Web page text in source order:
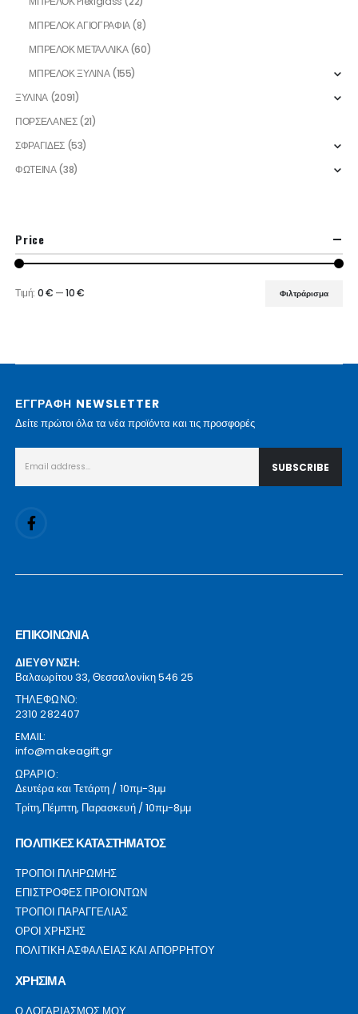
ΜΠΡΕΛΟΚ ΑΓΙΟΓΡΑΦΙΑ(8)
ΜΠΡΕΛΟΚ ΜΕΤΑΛΛΙΚΑ (60)
ΜΠΡΕΛΟΚ ΞΥΛΙΝΑ (155)
ΞΥΛΙΝΑ (2091)
ΠΟΡΣΕΛΑΝΕΣ (21)
ΣΦΡΑΓΙΔΕΣ (53)
ΦΩΤΕΙΝΑ(38)
Price
Ελάχιστη
Μέγιστη
Φιλτράρισμα
Τιμή: 0 € —10 €
ΕΓΓΡΑΦΗ NEWSLETTER
Δείτε πρώτοι όλα τα νέα προϊόντα και τις προσφορές
ΕΠΙΚΟΙΝΩΝΙΑ
ΔΙΕΥΘΥΝΣΗ:
Βαλαωρίτου 33, Θεσσαλονίκη 546 25
ΤΗΛΕΦΩΝΟ:
2310 282407
EMAIL:
info@makeagift.gr
ΩΡΑΡΙΟ:
Δευτέρα και Τετάρτη / 10πμ-3μμ
Τρίτη,Πέμπτη, Παρασκευή / 10πμ-8μμ
ΠΟΛΙΤΙΚΕΣ ΚΑΤΑΣΤΗΜΑΤΟΣ
ΤΡΟΠΟΙ ΠΛΗΡΩΜΗΣ
ΕΠΙΣΤΡΟΦΕΣ ΠΡΟΙΟΝΤΩΝ
ΤΡΟΠΟΙ ΠΑΡΑΓΓΕΛΙΑΣ
ΟΡΟΙ ΧΡΗΣΗΣ
ΠΟΛΙΤΙΚΗ ΑΣΦΑΛΕΙΑΣ ΚΑΙ ΑΠΟΡΡΗΤΟΥ
ΧΡΗΣΙΜΑ